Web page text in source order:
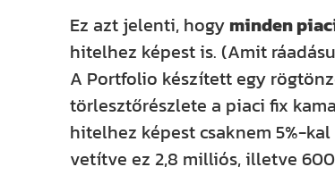
Ez azt jelenti, hogy minden
hitelhez képest is. (Amit
A Portfolio készített egy
törlesztőrészlete a piaci fix
hitelhez képest csaknem 5%-
vetítve ez 2,8 milliós, illetve